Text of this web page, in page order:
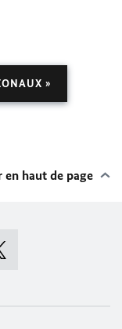
»
en haut de page